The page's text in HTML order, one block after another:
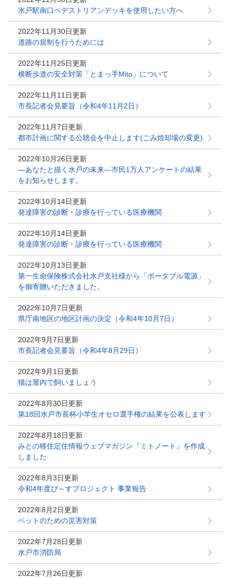
水戸駅南口ペデストリアンデッキを使用したい方へ
2022年11月30日更新
道路の規制を行うためには
2022年11月25日更新
横断歩道の安全対策「とまっ手Mito」について
2022年11月11日更新
市長記者会見要旨（令和4年11月2日）
2022年11月7日更新
都市計画に関する公聴会を中止します(ごみ焼却場の変更)
2022年10月26日更新
―あなたと描く水戸の未来―市民1万人アンケートの結果
をお知らせします。
2022年10月14日更新
発達障害の診断・診療を行っている医療機関
2022年10月14日更新
発達障害の診断・診療を行っている医療機関
2022年10月13日更新
第一生命保険株式会社水戸支社様から「ポータブル電源」
を御寄贈いただきました。
2022年10月7日更新
県庁南地区の地区計画の決定（令和4年10月7日）
2022年9月7日更新
市長記者会見要旨（令和4年8月29日）
2022年9月1日更新
猫は屋内で飼いましょう
2022年8月30日更新
第18回水戸市長杯小学生オセロ選手権の結果を公表します
2022年8月18日更新
みとの移住定住情報ウェブマガジン『ミトノート』を作成
しました
2022年8月3日更新
令和4年度ぴ～すプロジェクト 事業報告
2022年8月2日更新
ペットのための災害対策
2022年7月28日更新
水戸市消防局
2022年7月26日更新